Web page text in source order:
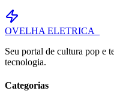
OVELHA ELETRICA_
Seu portal de cultura pop e
tecnologia.
Categorias